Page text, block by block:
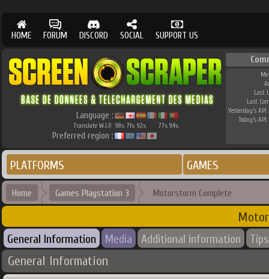
HOME FORUM DISCORD SOCIAL SUPPORT US
Language :
Translate W.I.P. 98% 71% 92% 77% 94%
Preferred region :
Last
Last
Yesterday's API
Today's API
PLATFORMS GAMES
Home Games Playstation 3 Motorstorm Complete
General Information Media Additional information Tips
General Information